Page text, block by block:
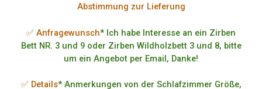
Abstimmung zur Lieferung
✅ Anfragewunsch* Ich habe Interesse an ein Zirben
Bett NR. 3 und 9 oder Zirben Wildholzbett 3 und 8, bitte
um ein Angebot per Email, Danke!
✅ Details* Anmerkungen von der Schlafzimmer Größe,